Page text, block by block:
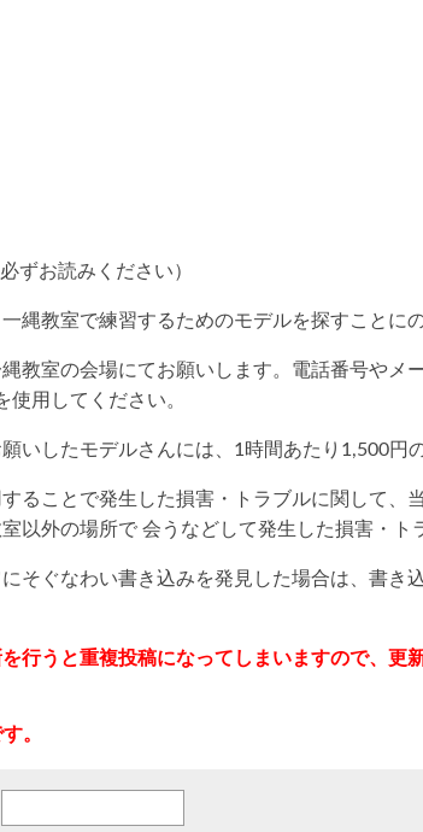
ずお読みください）
縄教室で練習するためのモデルを探すことに
教室の会場にてお願いします。電話番号やメ
使用してください。
いしたモデルさんには、1時間あたり1,500円
ることで発生した損害・トラブルに関して、
以外の場所で 会うなどして発生した損害・ト
そぐなわい書き込みを発見した場合は、書き
行うと重複投稿になってしまいますので、更
。